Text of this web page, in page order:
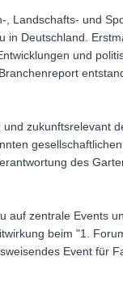
Landschafts- und
Deutschland.
und
zukunftsrelevant
des
auf zentrale Events
beim "1.
Event für